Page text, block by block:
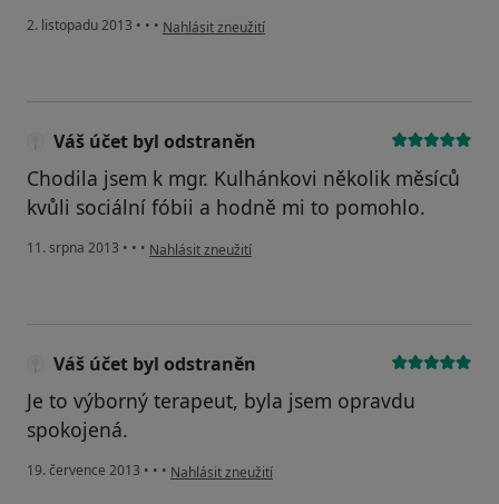
2. listopadu 2013 • • • podle názoru uživatele Váš účet byl odstraněn
Nahlásit zneužití
Váš účet byl odstraněn
Chodila jsem k mgr. Kulhánkovi několik měsíců
kvůli sociální fóbii a hodně mi to pomohlo.
11. srpna 2013 • • • podle názoru uživatele Váš účet byl odstraněn
Nahlásit zneužití
Váš účet byl odstraněn
Je to výborný terapeut, byla jsem opravdu
spokojená.
19. července 2013 • • • podle názoru uživatele Váš účet byl odstraněn
Nahlásit zneužití